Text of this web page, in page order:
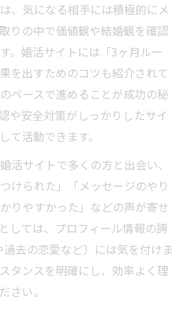
、気になる相手には積極的にメ
りの中で価値観や結婚観を確認
。婚活サイトには「3ヶ月ルー
を出すためのコツも紹介されて
ペースで進めることが成功の秘
や安全対策がしっかりしたサイ
て活動できます。
活サイトで多くの方と出会い、
けられた」「メッセージのやり
りやすかった」などの声が寄せ
しては、プロフィール情報の誇
去の恋愛など）には気を付けま
タンスを明確にし、効率よく理
さい。